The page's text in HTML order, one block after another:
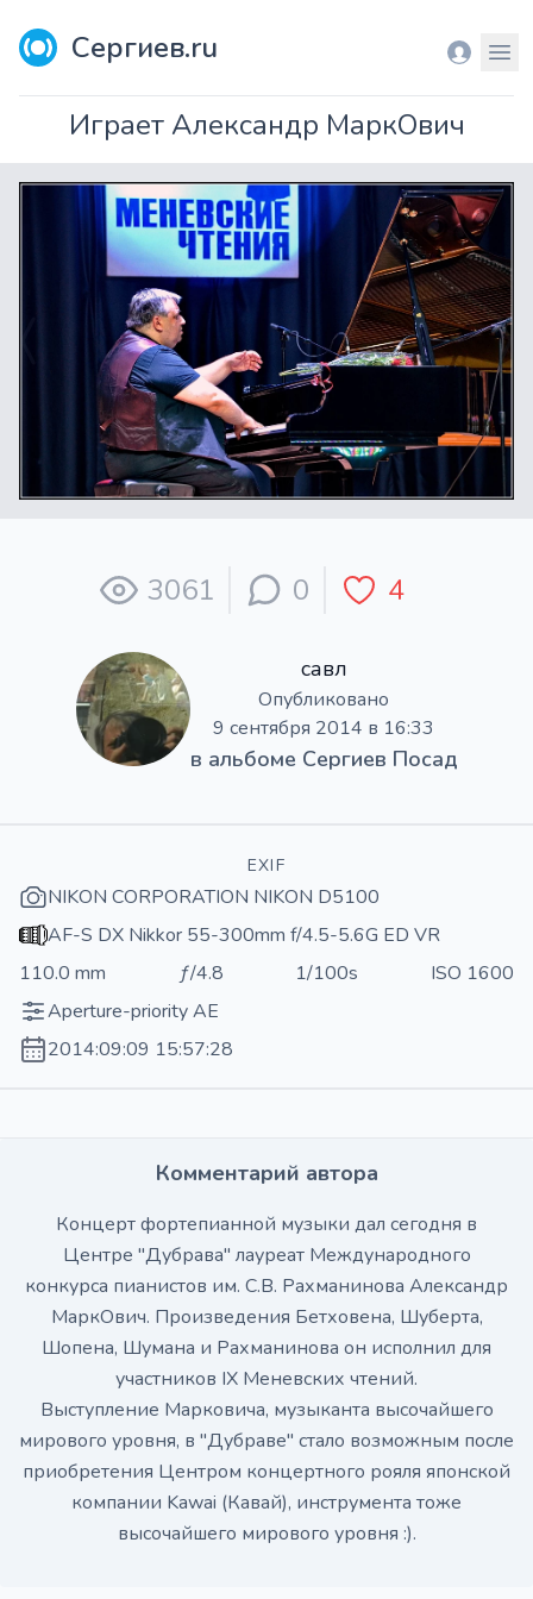
Сергиев.ru Вход
Играет Александр МаркОвич
3061 0 4
савл
Опубликовано
9 сентября 2014 в 16:33
в альбоме Сергиев Посад
EXIF
NIKON CORPORATION NIKON D5100
AF-S DX Nikkor 55-300mm f/4.5-5.6G ED VR
110.0 mm
ƒ/4.8 1/100s
ISO 1600
Aperture-priority AE
2014:09:09 15:57:28
Комментарий автора
Концерт фортепианной музыки дал сегодня в
Центре "Дубрава" лауреат Мeждународного
конкурса пианистов им. С.В. Рахманинова Александр
МаркОвич. Произведения Бетховена, Шуберта,
Шопена, Шумана и Рахманинова он исполнил для
участников IX Меневских чтений.
Выступление Марковича, музыканта высочайшего
мирового уровня, в "Дубраве" стало возможным после
приобретения Центром концертного рояля японской
компании Kawai (Кавай), инструмента тоже
высочайшего мирового уровня :).